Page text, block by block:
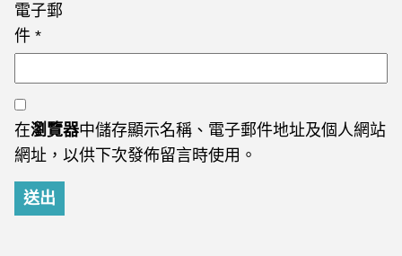
電子郵
件 *
在瀏覽器中儲存顯示名稱、電子郵件地址及個人網站
網址，以供下次發佈留言時使用。